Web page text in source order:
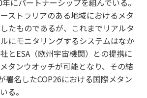
ストラリアのある地域におけるメタ
たものであるが、これまでリアルタ
にモニタリングするシステムはなか
とESA（欧州宇宙機関）との提携に
タンウオッチが可能となり、その結
署名したCOP26における国際メタン
る。